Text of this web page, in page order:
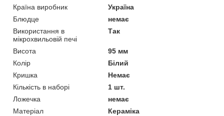
Країна виробник
Україна
Блюдце
немає
Використання в
мікрохвильовій печі
Так
Висота
95 мм
Колір
Білий
Кришка
Немає
Кількість в наборі
1 шт.
Ложечка
немає
Матеріал
Кераміка